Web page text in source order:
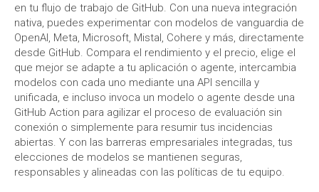
en tu flujo de trabajo de GitHub. Con una nueva integración
nativa, puedes experimentar con modelos de vanguardia de
OpenAI, Meta, Microsoft, Mistal, Cohere y más, directamente
desde GitHub. Compara el rendimiento y el precio, elige el
que mejor se adapte a tu aplicación o agente, intercambia
modelos con cada uno mediante una API sencilla y
unificada, e incluso invoca un modelo o agente desde una
GitHub Action para agilizar el proceso de evaluación sin
conexión o simplemente para resumir tus incidencias
abiertas. Y con las barreras empresariales integradas, tus
elecciones de modelos se mantienen seguras,
responsables y alineadas con las políticas de tu equipo.